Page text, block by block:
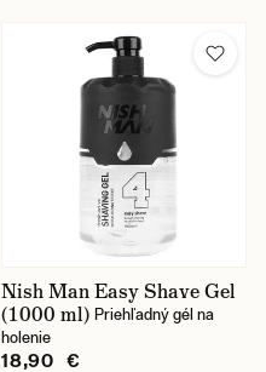
Nish Man Easy Shave Gel
(1000 ml) Priehľadný gél na
holenie
18,90 €